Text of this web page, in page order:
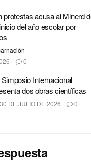
acusa al Minerd
del año escolar por
0
Internacional
dos obras científicas
DE JULIO DE 2026 0